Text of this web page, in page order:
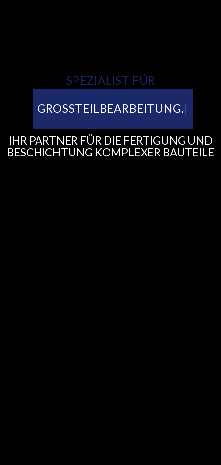
SPEZIALIST FÜR
GROSSTEILBEARBEITUNG.
IHR PARTNER FÜR DIE FERTIGUNG UND
BESCHICHTUNG KOMPLEXER BAUTEILE